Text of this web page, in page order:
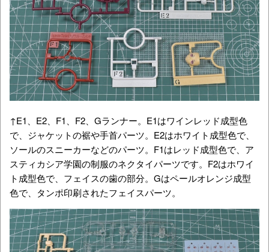
↑E1、E2、F1、F2、Gランナー。E1はワインレッド成型色
で、ジャケットの裾や手首パーツ。E2はホワイト成型色で、
ソールのスニーカーなどのパーツ。F1はレッド成型色で、ア
スティカシア学園の制服のネクタイパーツです。F2はホワイ
ト成型色で、フェイスの歯の部分。Gはペールオレンジ成型
色で、タンポ印刷されたフェイスパーツ。